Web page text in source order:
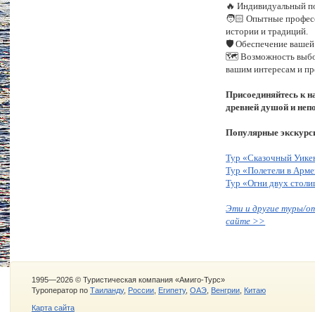
🔥 Индивидуальный
🧑🏻‍ Опытные
истории и традиций.
🛡️ Обеспечение вашей
🗺️ Возможность
вашим интересам и
Присоединяйтесь к
древней душой и
Популярные
Тур «Сказочный
Тур «Полетели в
Тур «Огни двух
Эти и другие туры/
сайте >>
1995—2026 © Туристическая компания «Амиго-Турс»
Туроператор по Таиланду, России Египету, ОАЭ Венгрии Китаю
Карта сайта